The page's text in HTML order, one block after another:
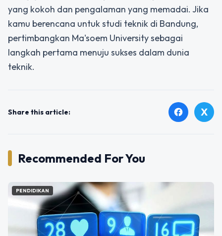
yang kokoh dan pengalaman yang memadai. Jika
kamu berencana untuk studi teknik di Bandung,
pertimbangkan Ma'soem University sebagai
langkah pertama menuju sukses dalam dunia
teknik.
Share this article: facebook X
Recommended For You
PENDIDIKAN